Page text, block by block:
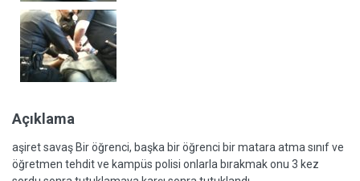
Açıklama
aşiret savaş Bir öğrenci, başka bir öğrenci bir matara atma sınıf ve
öğretmen tehdit ve kampüs polisi onlarla bırakmak onu 3 kez